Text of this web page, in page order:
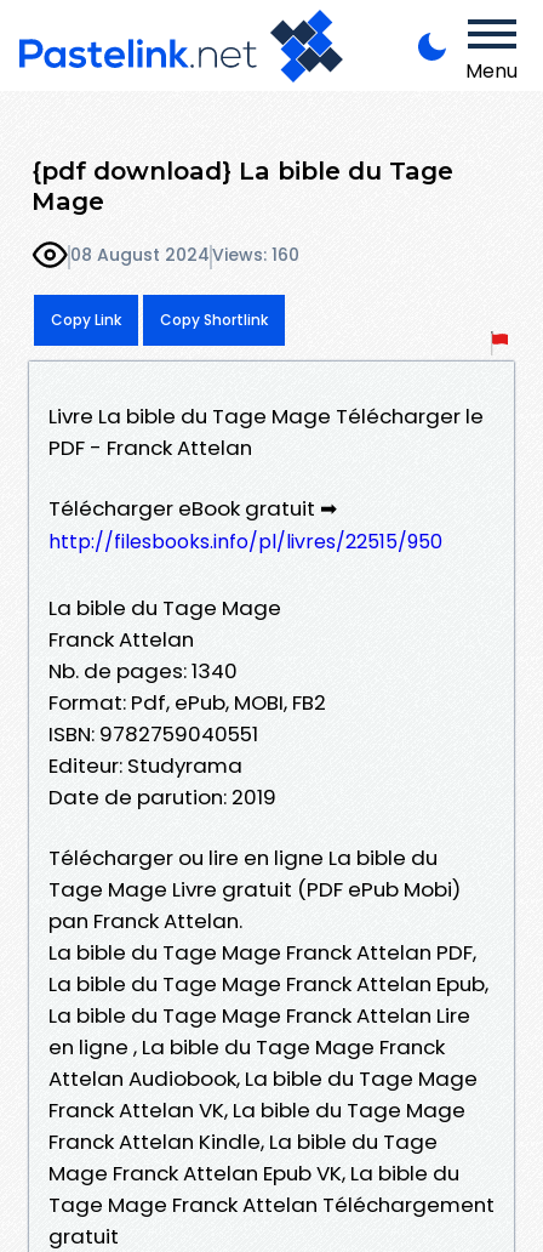
Menu
{pdf download} La bible du Tage
Mage
08 August 2024Views: 160
Copy Link Copy Shortlink
Livre La bible du Tage Mage Télécharger le
PDF - Franck Attelan
Télécharger eBook gratuit ➡
http://filesbooks.info/pl/livres/22515/950
La bible du Tage Mage
Franck Attelan
Nb. de pages: 1340
Format: Pdf, ePub, MOBI, FB2
ISBN: 9782759040551
Editeur: Studyrama
Date de parution: 2019
Télécharger ou lire en ligne La bible du
Tage Mage Livre gratuit (PDF ePub Mobi)
pan Franck Attelan.
La bible du Tage Mage Franck Attelan PDF,
La bible du Tage Mage Franck Attelan Epub,
La bible du Tage Mage Franck Attelan Lire
en ligne , La bible du Tage Mage Franck
Attelan Audiobook, La bible du Tage Mage
Franck Attelan VK, La bible du Tage Mage
Franck Attelan Kindle, La bible du Tage
Mage Franck Attelan Epub VK, La bible du
Tage Mage Franck Attelan Téléchargement
gratuit